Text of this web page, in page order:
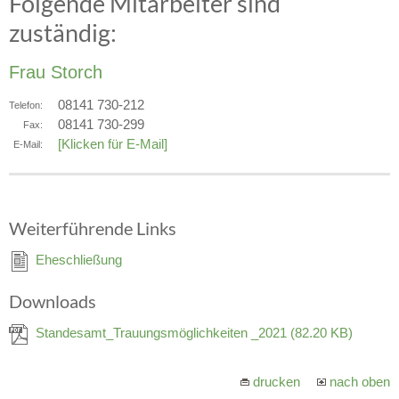
zuständig:
Frau Storch
Telefon: 08141 730-212
Fax: 08141 730-299
E-Mail: [Klicken für E-Mail]
Weiterführende Links
Eheschließung
Downloads
Standesamt_Trauungsmöglichkeiten _2021 (82.20 KB)
drucken nach oben